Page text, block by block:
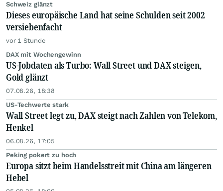
Schweiz glänzt
Dieses europäische Land hat seine Schulden seit 2002
versiebenfacht
vor 1 Stunde
DAX mit Wochengewinn
US-Jobdaten als Turbo: Wall Street und DAX steigen,
Gold glänzt
07.08.26, 18:38
US-Techwerte stark
Wall Street legt zu, DAX steigt nach Zahlen von Telekom,
Henkel
06.08.26, 17:05
Peking pokert zu hoch
Europa sitzt beim Handelsstreit mit China am längeren
Hebel